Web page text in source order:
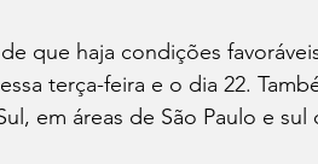
que haja condições
terça-feira e o dia 22.
em áreas de São Paulo e sul